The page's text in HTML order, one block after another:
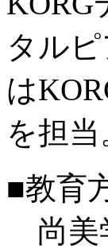
タル
は
を担当
■教育
尚美